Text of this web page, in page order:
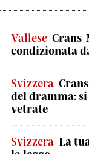
Vallese
condizionata
Svizzera
del dramma:
vetrate
Svizzera La